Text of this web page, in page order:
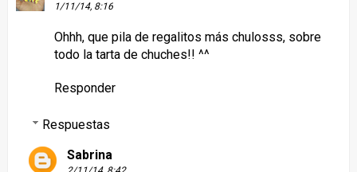
1/11/14, 8:16
Ohhh, que pila de regalitos más chulosss, sobre
todo la tarta de chuches!! ^^
Responder
Respuestas
Sabrina